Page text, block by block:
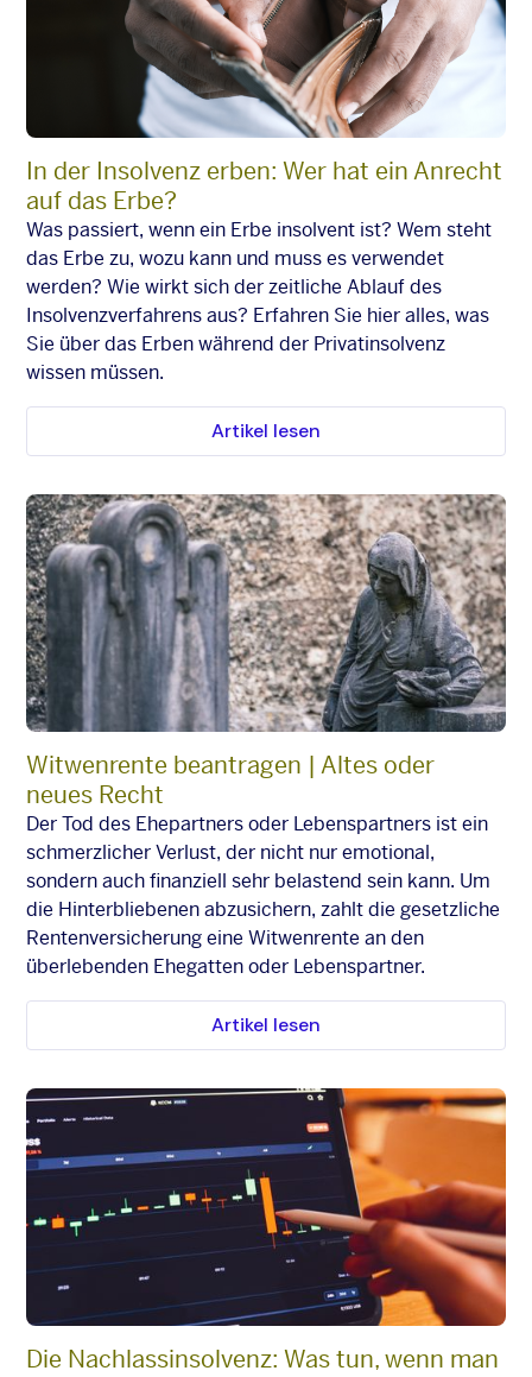
In der Insolvenz erben: Wer hat ein Anrecht
auf das Erbe?
Was passiert, wenn ein Erbe insolvent ist? Wem steht
das Erbe zu, wozu kann und muss es verwendet
werden? Wie wirkt sich der zeitliche Ablauf des
Insolvenzverfahrens aus? Erfahren Sie hier alles, was
Sie über das Erben während der Privatinsolvenz
wissen müssen.
Artikel lesen
Witwenrente beantragen | Altes oder
neues Recht
Der Tod des Ehepartners oder Lebenspartners ist ein
schmerzlicher Verlust, der nicht nur emotional,
sondern auch finanziell sehr belastend sein kann. Um
die Hinterbliebenen abzusichern, zahlt die gesetzliche
Rentenversicherung eine Witwenrente an den
überlebenden Ehegatten oder Lebenspartner.
Artikel lesen
Die Nachlassinsolvenz: Was tun, wenn man